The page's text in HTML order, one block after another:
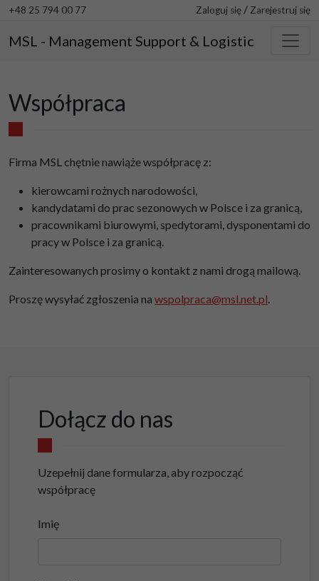
+48 25 794 00 77 Zaloguj się / Zarejestruj się
MSL - Management Support & Logistic
Współpraca
Firma MSL chętnie nawiąże współpracę z:
kierowcami rożnych narodowości,
kandydatami do prac sezonowych w Polsce i za granicą,
pracownikami biurowymi, spedytorami, dysponentami do
pracy w Polsce i za granicą.
Zainteresowanych prosimy o kontakt z nami drogą mailową.
Proszę wysyłać zgłoszenia na wspolpraca@msl.net.pl.
Dołącz do nas
Uzepełnij dane formularza, aby rozpocząć
współpracę
Imię